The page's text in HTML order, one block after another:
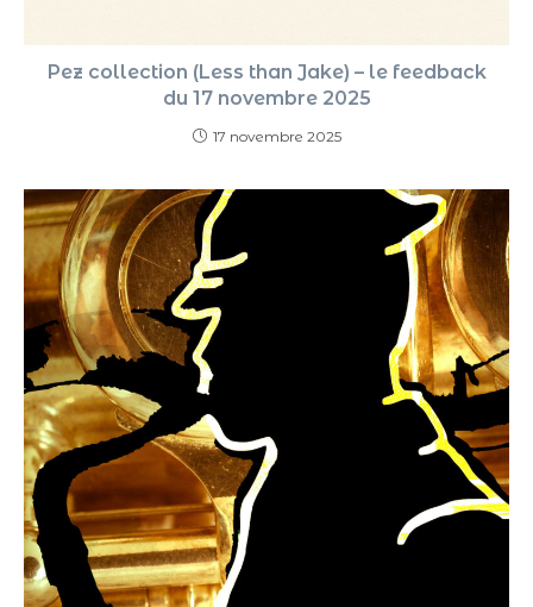
Pez collection (Less than Jake) – le feedback
du 17 novembre 2025
17 novembre 2025